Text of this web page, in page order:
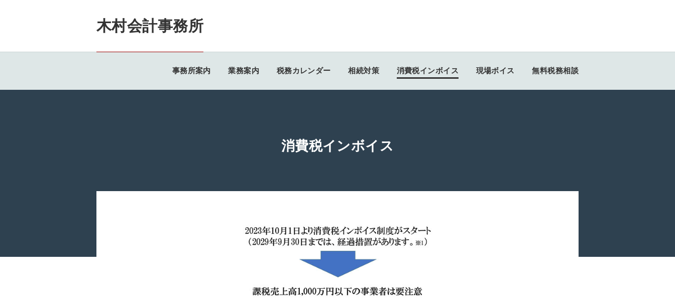
木村会計事務所
事務所案内 業務案内 税務カレンダー 相続対策 消費税インボイス 現場ボイス 無料税務相談
消費税インボイス